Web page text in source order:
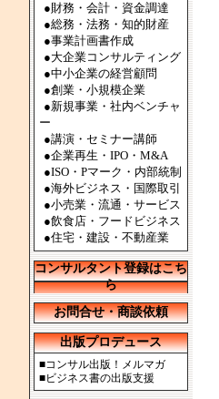
●財務・会計・資金調達
●総務・法務・知的財産
●事業計画書作成
●大企業コンサルティング
●中小企業の経営顧問
●創業・小規模企業
●新規事業・社内ベンチャ
ー
●講演・セミナー講師
●企業再生・IPO・M&A
●ISO・Pマーク・内部統制
●海外ビジネス・国際取引
●小売業・流通・サービス
●飲食店・フードビジネス
●住宅・建設・不動産業
コンサルタント登録はこち
ら
お問合せ・商談依頼
出版プロデュース
■コンサル出版！メルマガ
■ビジネス書の出版支援